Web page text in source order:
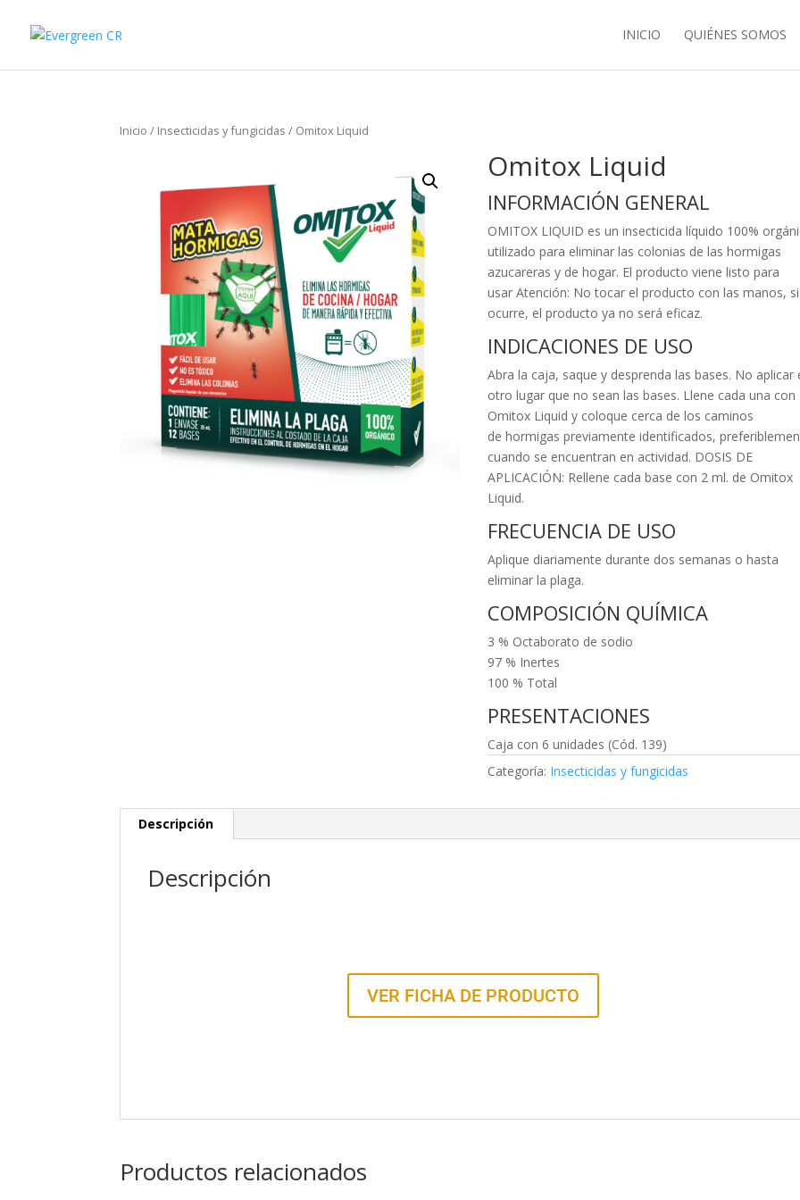
INICIO QUIÉNES SOMOS
Inicio / Insecticidas y fungicidas / Omitox Liquid
Omitox Liquid
INFORMACIÓN GENERAL
OMITOX LIQUID es un insecticida líquido 100%
utilizado para eliminar las colonias de las hormigas
azucareras y de hogar. El producto viene listo para
usar Atención: No tocar el producto con las manos, si
ocurre, el producto ya no será eficaz.
INDICACIONES DE USO
Abra la caja, saque y desprenda las bases. No aplicar
otro lugar que no sean las bases. Llene cada una con
Omitox Liquid y coloque cerca de los caminos
de hormigas previamente identificados,
cuando se encuentran en actividad. DOSIS DE
APLICACIÓN: Rellene cada base con 2 ml. de Omitox
Liquid.
FRECUENCIA DE USO
Aplique diariamente durante dos semanas o hasta
eliminar la plaga.
COMPOSICIÓN QUÍMICA
3 % Octaborato de sodio
97 % Inertes
100 % Total
PRESENTACIONES
Caja con 6 unidades (Cód. 139)
Categoría: Insecticidas y fungicidas
Descripción
Descripción
VER FICHA DE PRODUCTO
Productos relacionados